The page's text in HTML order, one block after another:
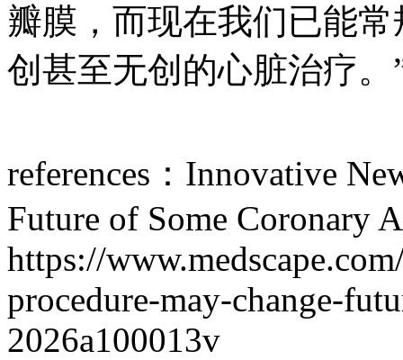
瓣膜，而现在我们已能
创甚至无创的心脏治疗。
references：Innovative
Future of Some Coronary
https://
procedure-may-change-
2026a100013v